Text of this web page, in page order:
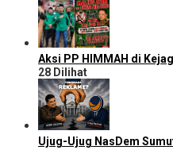
Aksi PP HIMMAH di
28 Dilihat
Ujug-Ujug NasDem